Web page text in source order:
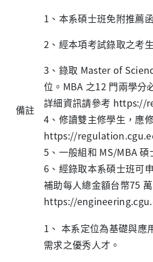
備註
1、本系碩士班免附推薦
2、經本項考試錄取之考
3、錄取 Master of
位。MBA 之12 門兩學分
詳細資訊請參考 https://
4、修讀雙主修學生，應
https://
5、一般組和 MS/MBA
6、經錄取本系碩士班可
補助每人總金額台幣75
https://
1、 本系定位為基礎與應
需求之優秀人才。